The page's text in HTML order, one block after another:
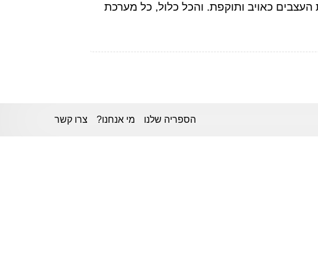
כאויב ותוקפת. והכל כלול, כל מערכת
הספריה שלנו מי אנחנו? צרו קשר